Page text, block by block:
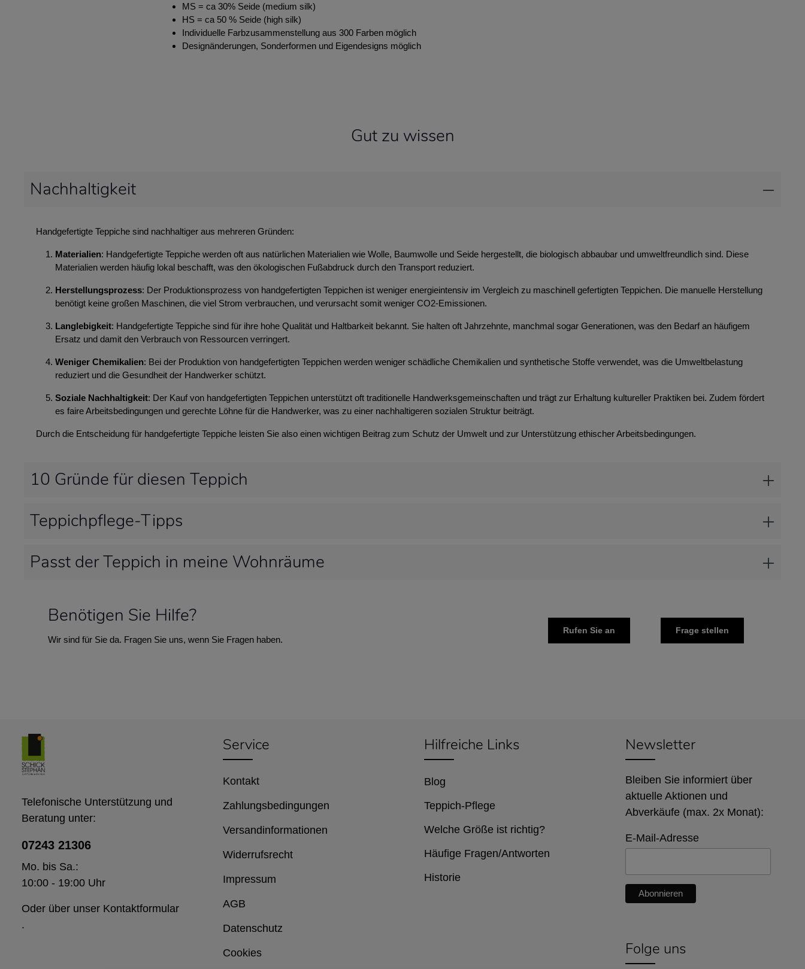
MS = ca 30% Seide (medium silk)
HS = ca 50 % Seide (high silk)
Individuelle Farbzusammenstellung aus 300 Farben möglich
Designänderungen, Sonderformen und Eigendesigns möglich
Gut zu wissen
Nachhaltigkeit
Handgefertigte Teppiche sind nachhaltiger aus mehreren Gründen:
Materialien: Handgefertigte Teppiche werden oft aus natürlichen Materialien wie Wolle, Baumwolle und Seide hergestellt, die biologisch abbaubar und umweltfreundlich sind. Diese
Materialien werden häufig lokal beschafft, was den ökologischen Fußabdruck durch den Transport reduziert.
Herstellungsprozess: Der Produktionsprozess von handgefertigten Teppichen ist weniger energieintensiv im Vergleich zu maschinell gefertigten Teppichen. Die manuelle Herstellung
benötigt keine großen Maschinen, die viel Strom verbrauchen, und verursacht somit weniger CO2-Emissionen.
Langlebigkeit: Handgefertigte Teppiche sind für ihre hohe Qualität und Haltbarkeit bekannt. Sie halten oft Jahrzehnte, manchmal sogar Generationen, was den Bedarf an häufigem
Ersatz und damit den Verbrauch von Ressourcen verringert.
Weniger Chemikalien: Bei der Produktion von handgefertigten Teppichen werden weniger schädliche Chemikalien und synthetische Stoffe verwendet, was die Umweltbelastung
reduziert und die Gesundheit der Handwerker schützt.
Soziale Nachhaltigkeit: Der Kauf von handgefertigten Teppichen unterstützt oft traditionelle Handwerksgemeinschaften und trägt zur Erhaltung kultureller Praktiken bei. Zudem fördert
es faire Arbeitsbedingungen und gerechte Löhne für die Handwerker, was zu einer nachhaltigeren sozialen Struktur beiträgt.
Durch die Entscheidung für handgefertigte Teppiche leisten Sie also einen wichtigen Beitrag zum Schutz der Umwelt und zur Unterstützung ethischer Arbeitsbedingungen.
10 Gründe für diesen Teppich
Teppichpflege-Tipps
Passt der Teppich in meine Wohnräume
Benötigen Sie Hilfe?
Wir sind für Sie da. Fragen Sie uns, wenn Sie Fragen haben.
Rufen Sie an Frage stellen
Service
Kontakt
Zahlungsbedingungen
Versandinformationen
Widerrufsrecht
Impressum
AGB
Datenschutz
Cookies
Newsletter
Bleiben Sie informiert über
aktuelle Aktionen und
Abverkäufe (max. 2x Monat):
E-Mail-Adresse
Folge uns
Telefonische Unterstützung und
Beratung unter:
07243 21306
Mo. bis Sa.:
10:00 - 19:00 Uhr
Oder über unser Kontaktformular
.
Hilfreiche Links
Blog
Teppich-Pflege
Welche Größe ist richtig?
Häufige Fragen/Antworten
Historie